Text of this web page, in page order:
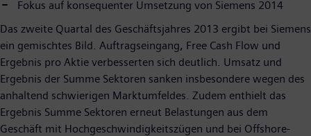
Fokus auf konsequenter Umsetzung von Siemens 2014
Das zweite Quartal des Geschäftsjahres 2013 ergibt bei Siemens
ein gemischtes Bild. Auftragseingang, Free Cash Flow und
Ergebnis pro Aktie verbesserten sich deutlich. Umsatz und
Ergebnis der Summe Sektoren sanken insbesondere wegen des
anhaltend schwierigen Marktumfeldes. Zudem enthielt das
Ergebnis Summe Sektoren erneut Belastungen aus dem
Geschäft mit Hochgeschwindigkeitszügen und bei Offshore-